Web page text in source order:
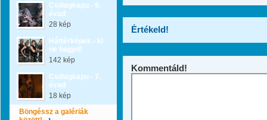
Csillagkapu - 9.
évad
28 kép
Háttérképek - ki
ne hagyd!
142 kép
Csillagkapu - 7.
évad
18 kép
Böngéssz a galériák
Értékeld!
Kommentáld!